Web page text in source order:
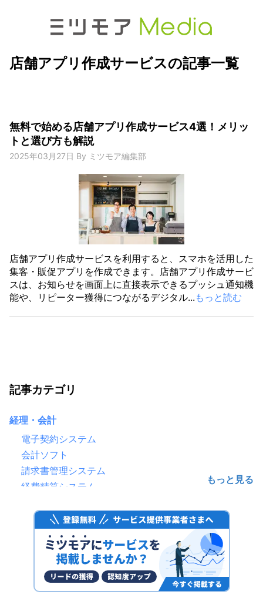
店舗アプリ作成サービスの記事一覧
無料で始める店舗アプリ作成サービス4選！メリッ
トと選び方も解説
2025年03月27日 By ミツモア編集部
店舗アプリ作成サービスを利用すると、スマホを活用した
集客・販促アプリを作成できます。店舗アプリ作成サービ
スは、お知らせを画面上に直接表示できるプッシュ通知機
能や、リピーター獲得につながるデジタル... もっと読む
記事カテゴリ
経理・会計
電子契約システム
会計ソフト
請求書管理システム
経費精算システム
電子帳簿保存システム
ファクタリングサービス
予算管理システム
決済代行サービス
固定資産管理システム